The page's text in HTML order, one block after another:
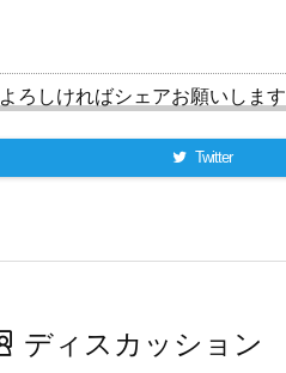
よろしければシェアお願いします
Twitter
ディスカッション